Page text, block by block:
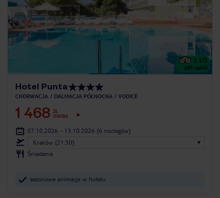
3.1/5
285 opinii
Hotel Punta
CHORWACJA DALMACJA PÓŁNOCNA VODICE
1 468 ZŁ
OSOBA
07.10.2026 - 13.10.2026 (6 noclegów)
Kraków (21:30)
Śniadanie
sezonowe animacje w hotelu